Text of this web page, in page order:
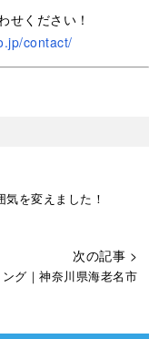
ください！
contact/
役割や素材の種類・メンテ
を変えました！
次の記事 >
グ｜神奈川県海老名市